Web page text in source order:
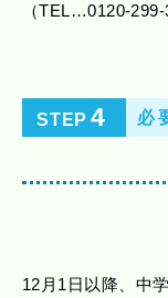
（TEL…0120-
STEP 4 必
12月1日以降、中